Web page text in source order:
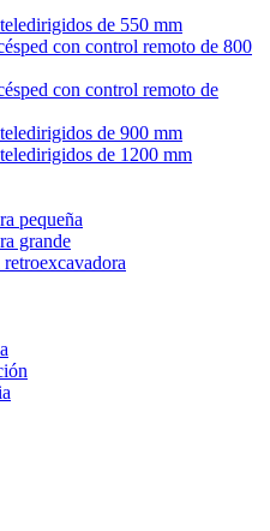
de 550 mm
con control remoto de 800
con control remoto de
de 900 mm
de 1200 mm
pequeña
grande